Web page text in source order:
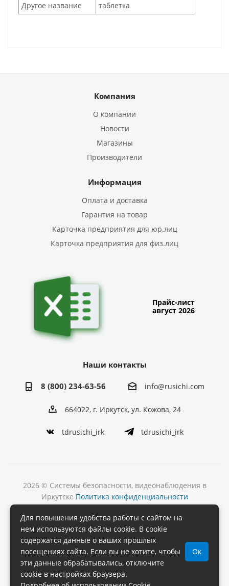
Другое название
таблетка
Компания
О компании
Новости
Магазины
Производители
Информация
Оплата и доставка
Гарантия на товар
Карточка предприятия для юр.лиц
Карточка предприятия для физ.лиц
Прайс-лист
август 2026
Наши контакты
8 (800) 234-63-56 info@rusichi.com
664022, г. Иркутск, ул. Кожова, 24
tdrusichi_irk tdrusichi_irk
2026 © Системы безопасности, видеонаблюдения в
Иркутске Политика конфиденциальности
Разработка
и поддержка сайта
Для повышения удобства работы с сайтом на
нем используются файлы cookie. В cookie
содержатся данные о ваших прошлых
посещениях сайта. Если вы не хотите, чтобы
эти данные обрабатывались, отключите
cookie в настройках браузера.
Ок